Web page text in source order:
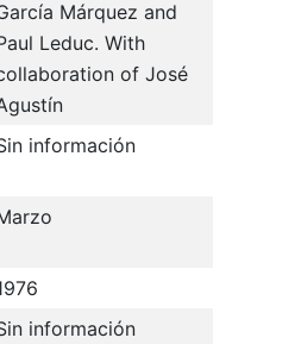
Márquez and
Leduc. With
of José
información
información